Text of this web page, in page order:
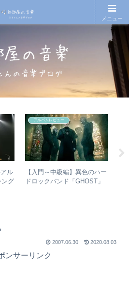
ル
ング
アルバムレビュー
【入門～中級編】異色のハー
ドロックバンド「GHOST」
2007.06.30 2020.08.03
ンサーリンク
メニュー